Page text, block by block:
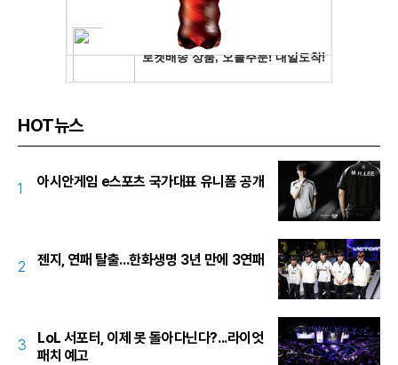
HOT뉴스
1 아시안게임 e스포츠 국가대표 유니폼 공개
2 젠지, 연패 탈출...한화생명 3년 만에 3연패
3
LoL 서포터, 이제 못 돌아다닌다?...라이엇
패치 예고